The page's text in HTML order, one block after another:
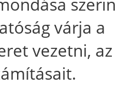
várja a
vezetni, az